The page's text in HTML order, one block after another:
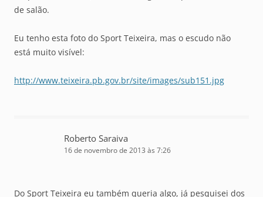
de salão.
Eu tenho esta foto do Sport Teixeira, mas o escudo não
está muito visível:
http://www.teixeira.pb.gov.br/site/images/sub151.jpg
Roberto Saraiva
16 de novembro de 2013 às 7:26
Do Sport Teixeira eu também queria algo, já pesquisei dos